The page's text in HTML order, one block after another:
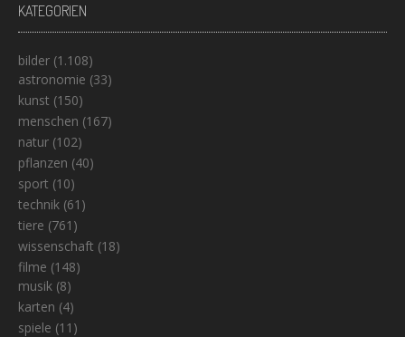
KATEGORIEN
bilder (1.108)
astronomie (33)
kunst (150)
menschen (167)
natur (102)
pflanzen (40)
sport (10)
technik (61)
tiere (761)
wissenschaft (18)
filme (148)
musik (8)
karten (4)
spiele (11)